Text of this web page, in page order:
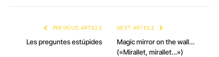
PREVIOUS ARTICLE
Les preguntes estúpides
NEXT ARTICLE
Magic mirror on the wall…
(«Mirallet, mirallet…»)